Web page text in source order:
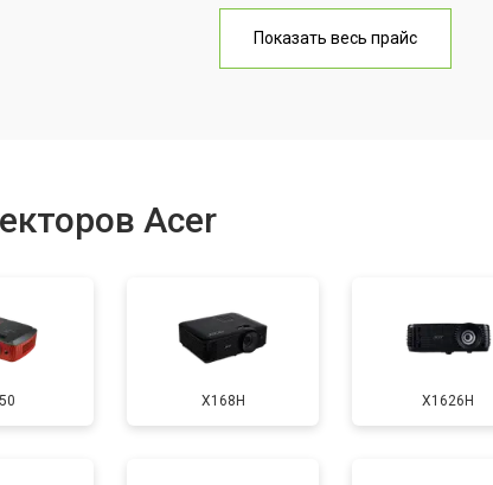
от 60 мин
от 70 мин
от 50 мин
Показать весь прайс
Acer
X168H X1626H